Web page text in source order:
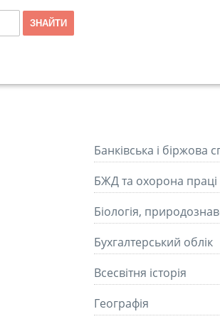
Банківська і біржова
БЖД та охорона праці
Біологія,
Бухгалтерський облік
Всесвітня історія
Географія